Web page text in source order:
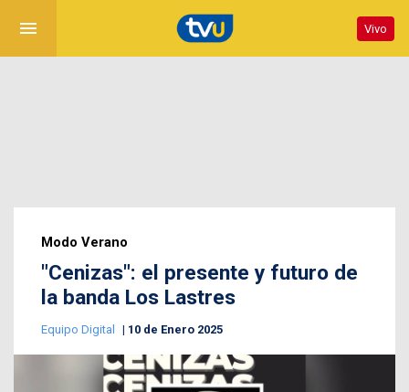
menu Vivo
Modo Verano
"Cenizas": el presente y futuro de
la banda Los Lastres
Equipo Digital 10 de Enero 2025